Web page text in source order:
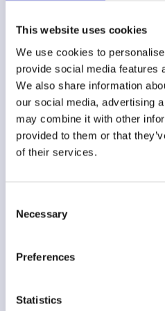
This website uses cookies
We use cookies to
provide social media features
We also share information
our social media, advertising
may combine it with other
provided to them or that
of their services.
Selection
Necessary
Preferences
Statistics
Traditional tool room processes
memory. A digitally controlled
picking, identification and
tool is correctly picked, used
Tool room process
Tool picking
Visual
Tool checkout Paper
Paper